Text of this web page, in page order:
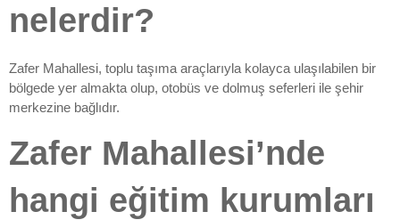
nelerdir?
Zafer Mahallesi, toplu taşıma araçlarıyla kolayca ulaşılabilen bir
bölgede yer almakta olup, otobüs ve dolmuş seferleri ile şehir
merkezine bağlıdır.
Zafer Mahallesi’nde
hangi eğitim kurumları